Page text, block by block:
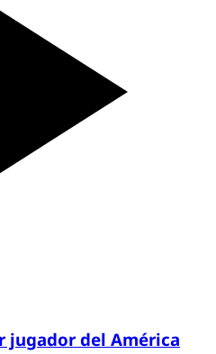
jugador del América